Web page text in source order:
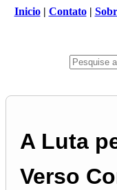
Inicio| Contato|
A Luta
Verso